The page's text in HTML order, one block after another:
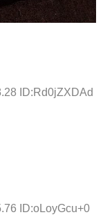
ID:Rd0jZXDAd
ID:oLoyGcu+0